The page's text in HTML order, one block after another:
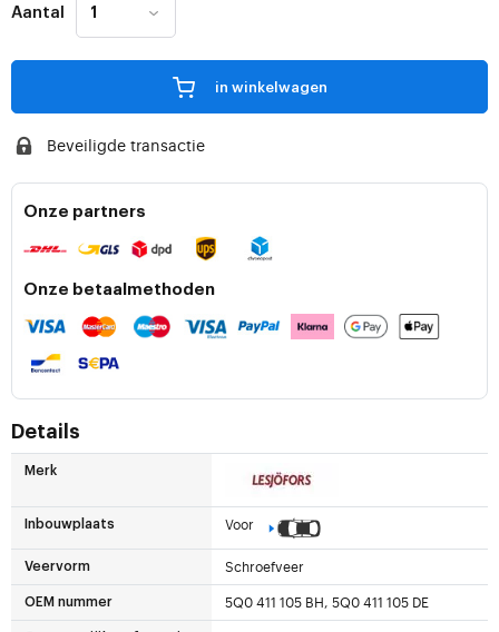
Aantal
in winkelwagen
Beveiligde transactie
Onze partners
Onze betaalmethoden
Details
Merk
Inbouwplaats Voor
Veervorm Schroefveer
OEM nummer 5Q0 411 105 BH, 5Q0 411 105 DE